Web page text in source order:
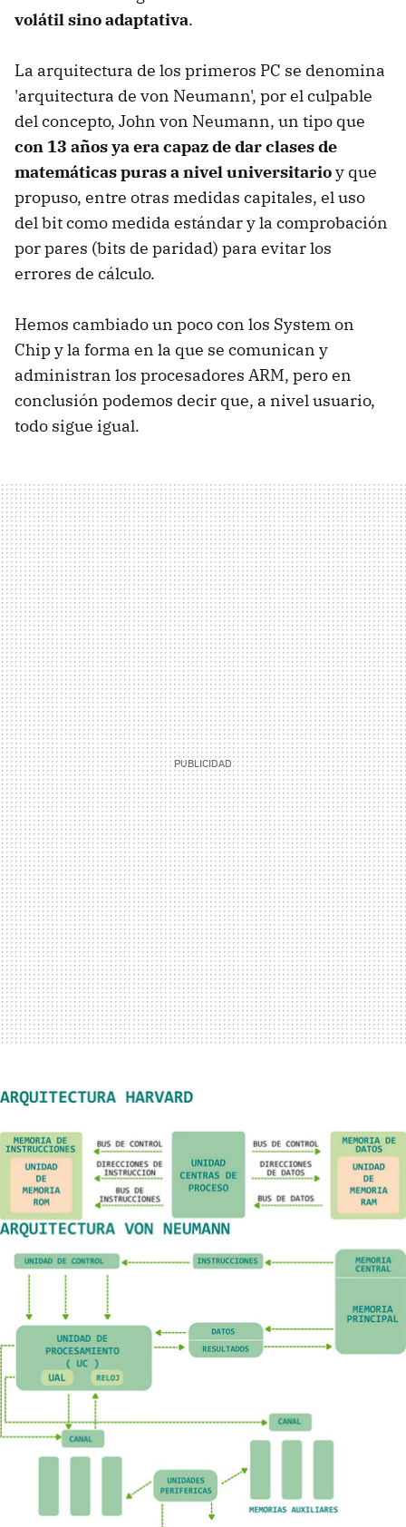
volátil sino adaptativa.
La arquitectura de los primeros PC se denomina
'arquitectura de von Neumann', por el culpable
del concepto, John von Neumann, un tipo que
con 13 años ya era capaz de dar clases de
matemáticas puras a nivel universitarioy que
propuso, entre otras medidas capitales, el uso
del bit como medida estándar y la comprobación
por pares (bits de paridad) para evitar los
errores de cálculo.
Hemos cambiado un poco con los System on
Chip y la forma en la que se comunican y
administran los procesadores ARM, pero en
conclusión podemos decir que, a nivel usuario,
todo sigue igual.